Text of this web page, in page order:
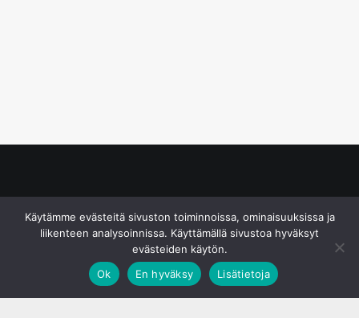
Käytämme evästeitä sivuston toiminnoissa, ominaisuuksissa ja
liikenteen analysoinnissa. Käyttämällä sivustoa hyväksyt
evästeiden käytön.
Ok
En hyväksy Lisätietoja